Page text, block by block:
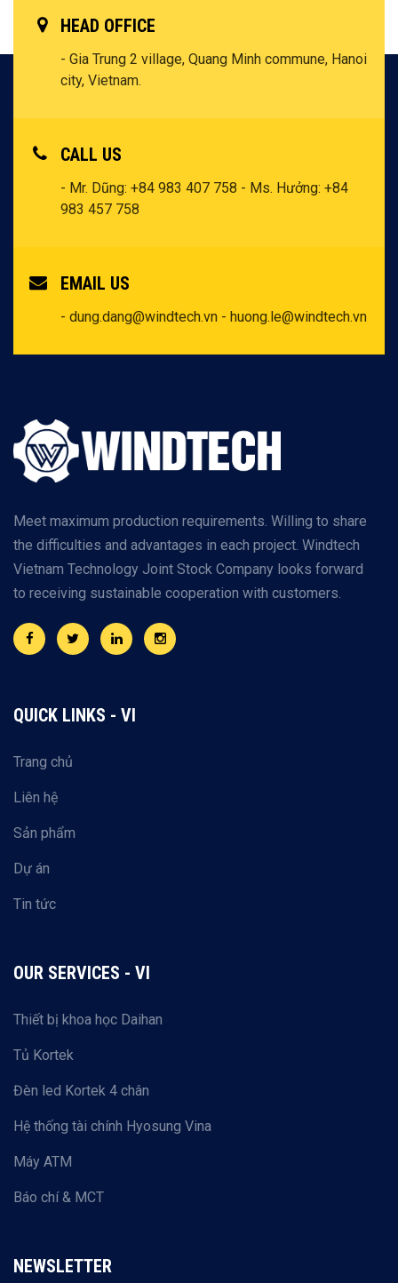
HEAD OFFICE
- Gia Trung 2 village, Quang Minh commune, Hanoi
city, Vietnam.
CALL US
- Mr. Dũng: +84 983 407 758 - Ms. Hưởng: +84
983 457 758
EMAIL US
- dung.dang@windtech.vn - huong.le@windtech.vn
Meet maximum production requirements. Willing to share
the difficulties and advantages in each project. Windtech
Vietnam Technology Joint Stock Company looks forward
to receiving sustainable cooperation with customers.
QUICK LINKS - VI
Trang chủ
Liên hệ
Sản phẩm
Dự án
Tin tức
OUR SERVICES - VI
Thiết bị khoa học Daihan
Tủ Kortek
Đèn led Kortek 4 chân
Hệ thống tài chính Hyosung Vina
Máy ATM
Báo chí & MCT
NEWSLETTER